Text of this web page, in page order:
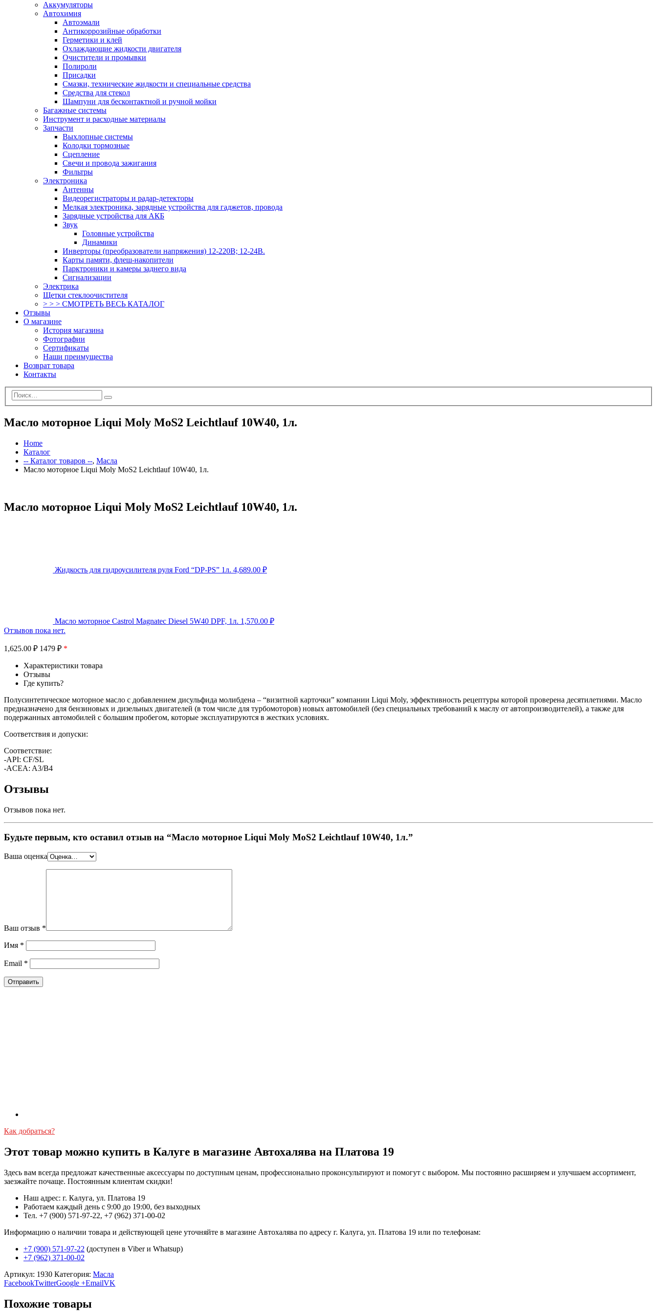
Аккумуляторы
Автохимия
Автоэмали
Антикоррозийные обработки
Герметики и клей
Охлаждающие жидкости двигателя
Очистители и промывки
Полироли
Присадки
Смазки, технические жидкости и специальные средства
Средства для стекол
Шампуни для бесконтактной и ручной мойки
Багажные системы
Инструмент и расходные материалы
Запчасти
Выхлопные системы
Колодки тормозные
Сцепление
Свечи и провода зажигания
Фильтры
Электроника
Антенны
Видеорегистраторы и радар-детекторы
Мелкая электроника, зарядные устройства для гаджетов, провода
Зарядные устройства для АКБ
Звук
Головные устройства
Динамики
Инверторы (преобразователи напряжения) 12-220В; 12-24В.
Карты памяти, флеш-накопители
Парктроники и камеры заднего вида
Сигнализации
Электрика
Щетки стеклоочистителя
> > > СМОТРЕТЬ ВЕСЬ КАТАЛОГ
Отзывы
О магазине
История магазина
Фотографии
Сертификаты
Наши преимущества
Возврат товара
Контакты
Масло моторное Liqui Moly MoS2 Leichtlauf 10W40, 1л.
Home
Каталог
-- Каталог товаров --, Масла
Масло моторное Liqui Moly MoS2 Leichtlauf 10W40, 1л.
Масло моторное Liqui Moly MoS2 Leichtlauf 10W40, 1л.
Жидкость для гидроусилителя руля Ford “DP-PS” 1л. 4,689.00 ₽
Масло моторное Castrol Magnatec Diesel 5W40 DPF, 1л. 1,570.00 ₽
Отзывов пока нет.
1,625.00 ₽ 1479 ₽ *
Характеристики товара
Отзывы
Где купить?
Полусинтетическое моторное масло с добавлением дисульфида молибдена – “визитной карточки” компании Liqui Moly, эффективность рецептуры которой проверена десятилетиями. Масло
предназначено для бензиновых и дизельных двигателей (в том числе для турбомоторов) новых автомобилей (без специальных требований к маслу от автопроизводителей), а также для
подержанных автомобилей с большим пробегом, которые эксплуатируются в жестких условиях.
Соответствия и допуски:
Соответствие:
-API: CF/SL
-ACEA: A3/B4
Отзывы
Отзывов пока нет.
Будьте первым, кто оставил отзыв на “Масло моторное Liqui Moly MoS2 Leichtlauf 10W40, 1л.”
Ваша оценка
Ваш отзыв *
Имя *
Email *
Как добраться?
Этот товар можно купить в Калуге в магазине Автохалява на Платова 19
Здесь вам всегда предложат качественные аксессуары по доступным ценам, профессионально проконсультируют и помогут с выбором. Мы постоянно расширяем и улучшаем ассортимент,
заезжайте почаще. Постоянным клиентам скидки!
Наш адрес: г. Калуга, ул. Платова 19
Работаем каждый день с 9:00 до 19:00, без выходных
Тел. +7 (900) 571-97-22, +7 (962) 371-00-02
Информацию о наличии товара и действующей цене уточняйте в магазине Автохалява по адресу г. Калуга, ул. Платова 19 или по телефонам:
+7 (900) 571-97-22 (доступен в Viber и Whatsup)
+7 (962) 371-00-02
Артикул: 1930 Категория: Масла
FacebookTwitterGoogle +EmailVK
Похожие товары